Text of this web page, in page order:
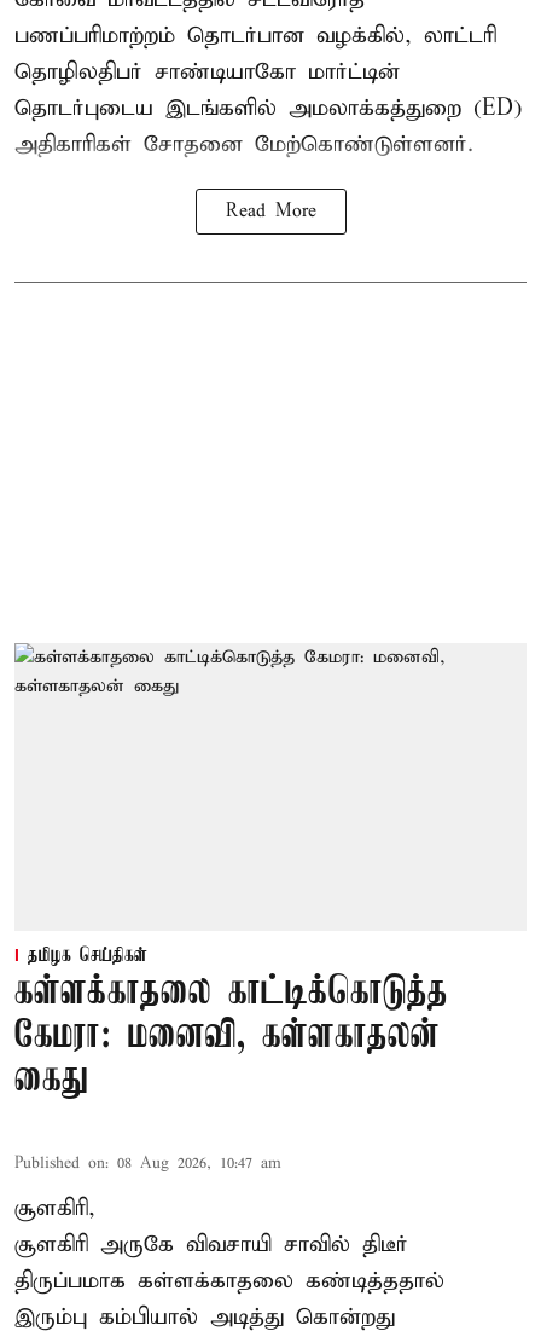
பணப்பரிமாற்றம் தொடர்பான வழக்கில், லாட்டரி
தொழிலதிபர் சாண்டியாகோ மார்ட்டின்
தொடர்புடைய இடங்களில் அமலாக்கத்துறை (ED)
அதிகாரிகள் சோதனை மேற்கொண்டுள்ளனர்.
Read More
தமிழக செய்திகள்
கள்ளக்காதலை காட்டிக்கொடுத்த
கேமரா: மனைவி, கள்ளகாதலன்
கைது
Published on: 08 Aug 2026, 10:47 am
சூளகிரி,
சூளகிரி அருகே விவசாயி சாவில் திடீர்
திருப்பமாக கள்ளக்காதலை கண்டித்ததால்
இரும்பு கம்பியால் அடித்து கொன்றது